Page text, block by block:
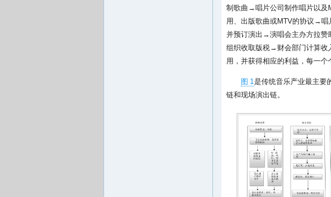
制歌曲→唱片公司制作唱片以及
用、出版歌曲或MTV的协议→
并预订演出→演唱会主办方拉赞
组织收取版税→财会部门计算收
用，并获得相应的利益，每一个
图 1是传统音乐产业最主要
链和现场演出链。